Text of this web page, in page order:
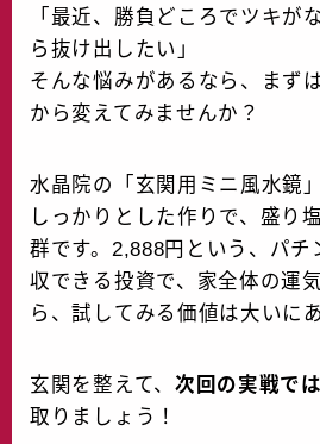
「最近、勝負どころでツキが
ら抜け出したい」
そんな悩みがあるなら、まず
から変えてみませんか？
水晶院の「玄関用ミニ風水鏡
しっかりとした作りで、盛り
群です。2,888円という、パチ
収できる投資で、家全体の運
ら、試してみる価値は大いに
玄関を整えて、 次回の実戦で
取りましょう！